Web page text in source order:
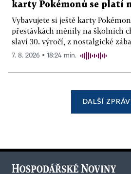
karty Pokémonů se platí
Vybavujete si ještě karty
přestávkách měnily na školních
slaví 30. výročí, z nostalgické
7. 8. 2026 ▪ 18:24 min.
DALŠÍ